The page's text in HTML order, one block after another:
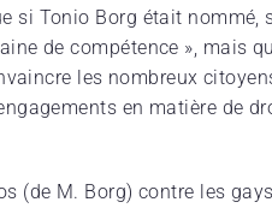
si Tonio Borg était nommé,
de compétence », mais
les nombreux
en matière de
(de M. Borg) contre les